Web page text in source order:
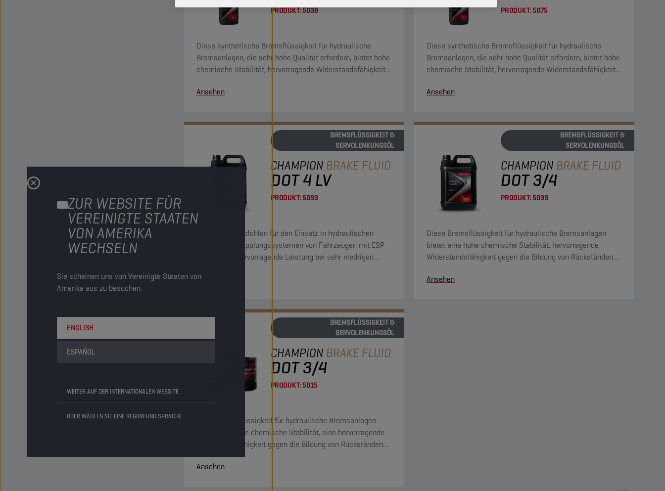
ZUR WEBSITE FÜR
VEREINIGTE STAATEN
VON AMERIKA
WECHSELN
Sie scheinen uns von Vereinigte Staaten von
Amerika aus zu besuchen.
ENGLISH
ESPAÑOL
WEITER AUF DER INTERNATIONALEN WEBSITE
ODER WÄHLEN SIE EINE REGION UND SPRACHE
PRODUKT:5038
Diese synthetische Bremsflüssigkeit für hydraulische
Bremsanlagen, die sehr hohe Qualität erfordern, bietet hohe
chemische Stabilität, hervorragende Widerstandsfähigkeit
Oxidationsbeständigkeit. Sie ist mit allen normalerweise in
Ansehen
PRODUKT:5075
Diese synthetische Bremsflüssigkeit für hydraulische
Bremsanlagen, die sehr hohe Qualität erfordern, bietet hohe
chemische Stabilität, hervorragende Widerstandsfähigkeit
Oxidationsbeständigkeit. Sie ist mit allen normalerweise in
Ansehen
BREMSFLÜSSIGKEIT &
SERVOLENKUNGSÖL
CHAMPION BRAKE FLUID
DOT 4 LV
PRODUKT:5093
Besonders empfohlen für den Einsatz in hydraulischen
Brems- und Kupplungssystemen von Fahrzeugen mit ESP
und ABS für hervorragende Leistung bei sehr niedrigen
Ansehen
BREMSFLÜSSIGKEIT &
SERVOLENKUNGSÖL
CHAMPION BRAKE FLUID
DOT 3/4
PRODUKT:5039
Diese Bremsflüssigkeit für hydraulische Bremsanlagen
bietet eine hohe chemische Stabilität, hervorragende
Widerstandsfähigkeit gegen die Bildung von Rückständen
im Bremskreis vorkommenden Materialien kompatibel.
Ansehen
BREMSFLÜSSIGKEIT &
SERVOLENKUNGSÖL
CHAMPION BRAKE FLUID
DOT 3/4
PRODUKT:5015
Diese Bremsflüssigkeit für hydraulische Bremsanlagen
bietet eine hohe chemische Stabilität, eine hervorragende
Widerstandsfähigkeit gegen die Bildung von Rückständen
und eine sehr gute Oxidationsbeständigkeit. Sie ist mit allen
im Bremskreis vorkommenden Materialien kompatibel.
Ansehen